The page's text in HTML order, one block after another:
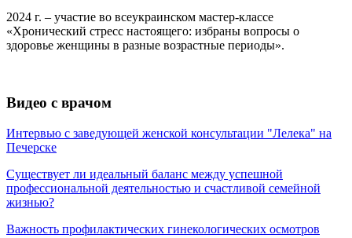
2024 г. – участие во всеукраинском мастер-классе
«Хронический стресс настоящего: избраны вопросы о
здоровье женщины в разные возрастные периоды».
Видео с врачом
Интервью с заведующей женской консультации "Лелека" на
Печерске
Существует ли идеальный баланс между успешной
профессиональной деятельностью и счастливой семейной
жизнью?
Важность профилактических гинекологических осмотров